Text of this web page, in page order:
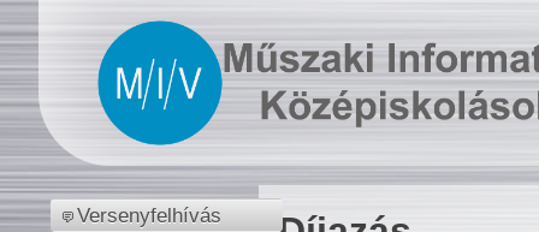
Versenyfelhívás